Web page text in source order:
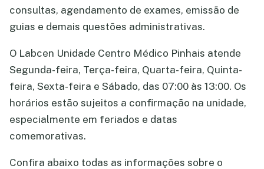
consultas, agendamento de exames, emissão de
guias e demais questões administrativas.
O Labcen Unidade Centro Médico Pinhais atende
Segunda-feira, Terça-feira, Quarta-feira, Quinta-
feira, Sexta-feira e Sábado, das 07:00 às 13:00. Os
horários estão sujeitos a confirmação na unidade,
especialmente em feriados e datas
comemorativas.
Confira abaixo todas as informações sobre o